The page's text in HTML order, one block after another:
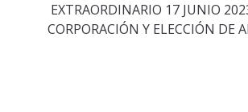
EXTRAORDINARIO 17 JUNIO
CORPORACIÓN Y ELECCIÓN DE